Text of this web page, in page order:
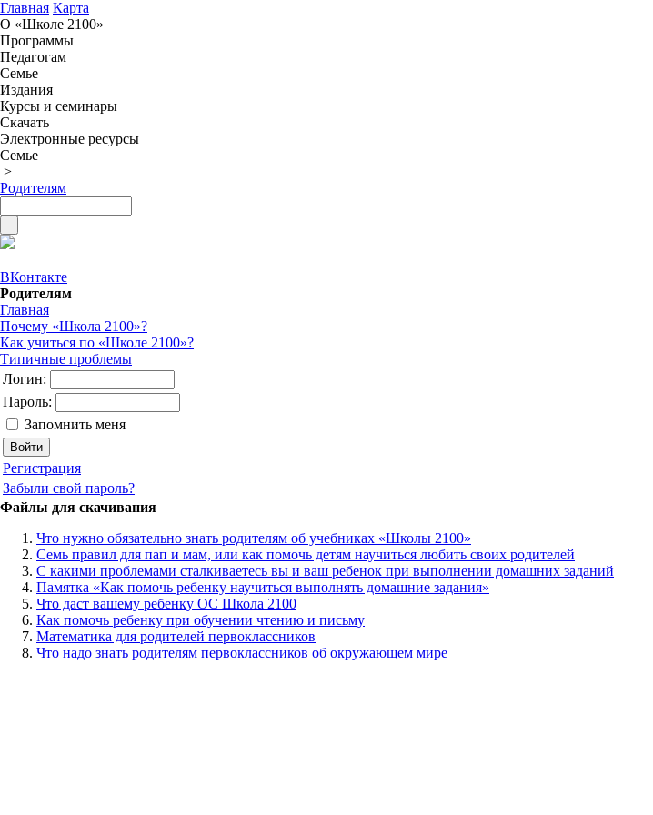
Главная Карта
О «Школе 2100»
Программы
Педагогам
Семье
Издания
Курсы и семинары
Скачать
Электронные ресурсы
Семье
>
Родителям
ВКонтакте
Родителям
Главная
Почему «Школа 2100»?
Как учиться по «Школе 2100»?
Типичные проблемы
Логин:
Пароль:
Запомнить меня
Регистрация
Забыли свой пароль?
Файлы для скачивания
Что нужно обязательно знать родителям об учебниках «Школы 2100»
Семь правил для пап и мам, или как помочь детям научиться любить своих родителей
С какими проблемами сталкиваетесь вы и ваш ребенок при выполнении домашних заданий
Памятка «Как помочь ребенку научиться выполнять домашние задания»
Что даст вашему ребенку ОС Школа 2100
Как помочь ребенку при обучении чтению и письму
Математика для родителей первоклассников
Что надо знать родителям первоклассников об окружающем мире